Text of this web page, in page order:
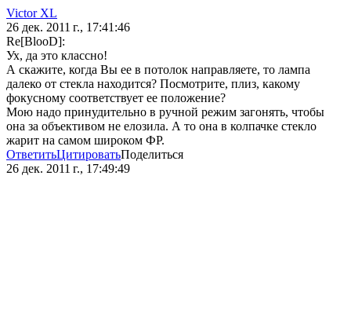
Victor XL
26 дек. 2011 г., 17:41:46
Re[BlooD]:
Ух, да это классно!
А скажите, когда Вы ее в потолок направляете, то лампа
далеко от стекла находится? Посмотрите, плиз, какому
фокусному соответствует ее положение?
Мою надо принудительно в ручной режим загонять, чтобы
она за объективом не елозила. А то она в колпачке стекло
жарит на самом широком ФР.
ОтветитьЦитироватьПоделиться
26 дек. 2011 г., 17:49:49